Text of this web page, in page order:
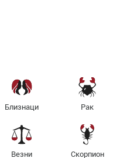
Близнаци Рак
Везни Скорпион